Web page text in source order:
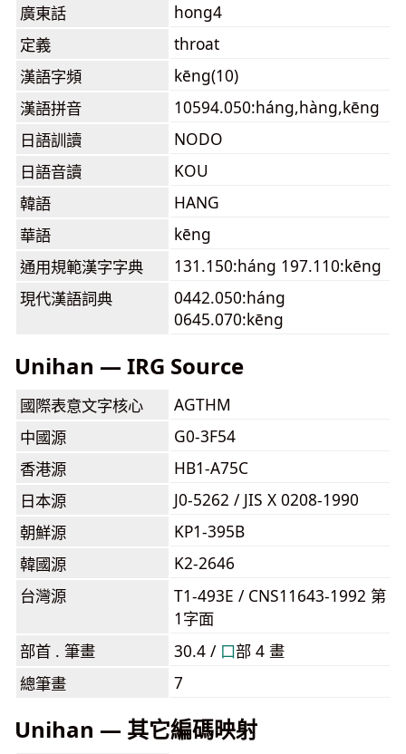
廣東話
hong4
定義
throat
漢語字頻
kēng(10)
漢語拼音
10594.050:háng,hàng,kēng
日語訓讀
NODO
日語音讀
KOU
韓語
HANG
華語
kēng
通用規範漢字字典
131.150:háng 197.110:kēng
現代漢語詞典
0442.050:háng
0645.070:kēng
Unihan — IRG Source
國際表意文字核心
AGTHM
中國源
G0-3F54
香港源
HB1-A75C
日本源
J0-5262 / JIS X 0208-1990
朝鮮源
KP1-395B
韓國源
K2-2646
台灣源
T1-493E / CNS11643-1992 第
1字面
部首 . 筆畫
30.4 / ⼝部 4 畫
總筆畫
7
Unihan — 其它編碼映射